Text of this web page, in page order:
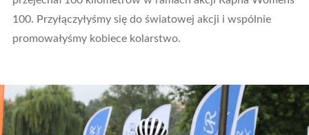
100. Przyłączyłyśmy się do światowej akcji i wspólnie
promowałyśmy kobiece kolarstwo.